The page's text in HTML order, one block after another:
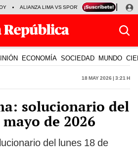
ALIANZA LIMA VS SPORT BOYS JORGE
ECONOMÍA SOCIEDAD MUNDO
18 May 2026 | 3:21 h
solucionario del
de 2026
del lunes 18 de